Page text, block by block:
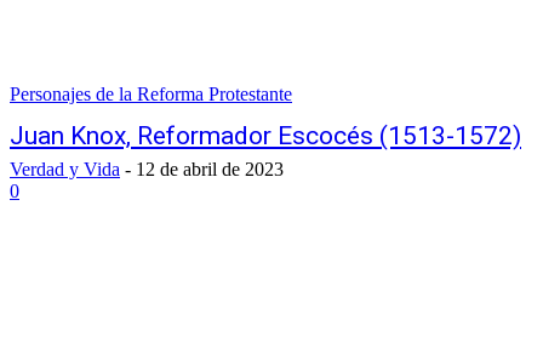
Personajes de la Reforma Protestante
Juan Knox, Reformador Escocés (1513-1572)
Verdad y Vida - 12 de abril de 2023
0